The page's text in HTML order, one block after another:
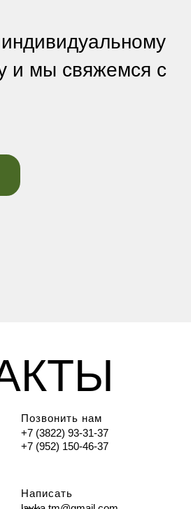
и мы свяжемся с
Позвонить нам
Написать
+7 (3822) 93-31-37
+7 (952) 150-46-37